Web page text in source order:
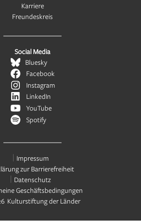
Karriere
Freundeskreis
Social Media
Bluesky
Facebook
Instagram
LinkedIn
YouTube
Spotify
Impressum
zur Barrierefreiheit
Datenschutz
Geschäftsbedingungen
Kulturstiftung der Länder